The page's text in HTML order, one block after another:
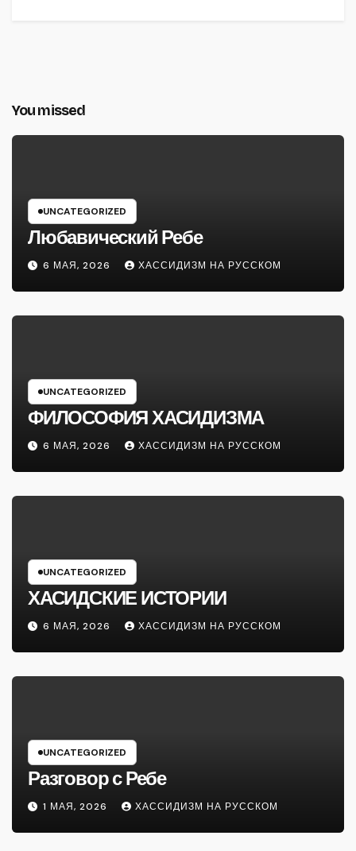
You missed
UNCATEGORIZED
Любавический Ребе
6 МАЯ, 2026 ХАССИДИЗМ НА РУССКОМ
UNCATEGORIZED
ФИЛОСОФИЯ ХАСИДИЗМА
6 МАЯ, 2026 ХАССИДИЗМ НА РУССКОМ
UNCATEGORIZED
ХАСИДСКИЕ ИСТОРИИ
6 МАЯ, 2026 ХАССИДИЗМ НА РУССКОМ
UNCATEGORIZED
Разговор с Ребе
1 МАЯ, 2026 ХАССИДИЗМ НА РУССКОМ